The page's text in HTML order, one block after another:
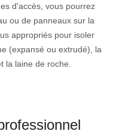
d'accès, vous pourrez
ou de panneaux sur la
appropriés pour isoler
(expansé ou extrudé), la
la laine de roche.